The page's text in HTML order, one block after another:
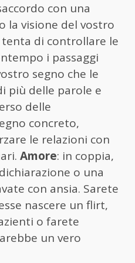
con una
la visione del vostro
di controllare le
i passaggi
segno che le
più delle parole e
delle
concreto,
le relazioni con
Amore: in coppia,
o una
con ansia. Sarete
nascere un flirt,
o farete
un vero